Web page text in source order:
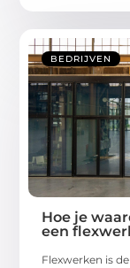
BEDRIJVEN
Hoe je
een
Flexwerken is